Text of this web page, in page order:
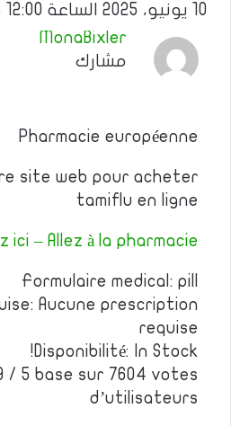
10 يونيو، 2025 الساعة 12:00 م
MonaBixler
مشارك
Pharmacie européenne
site web pour acheter
tamiflu en ligne
ici – Allez à la pharmacie
Formulaire medical: pill
Aucune prescription
requise
Disponibilité: In Stock!
/ 5 base sur 7604 votes
d’utilisateurs